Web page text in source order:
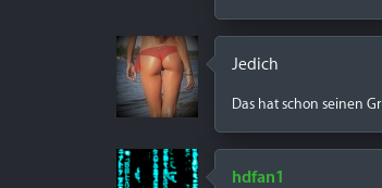
Jedich
Das hat schon seinen
hdfan1